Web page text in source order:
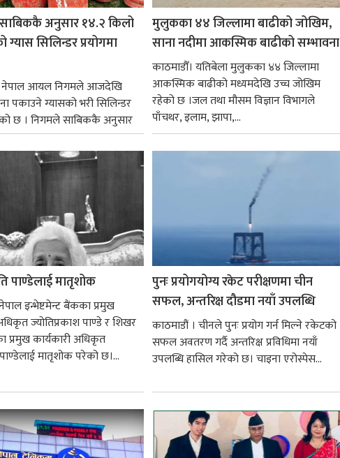
अनुसार १४.२ किलो
सिलिन्डर प्रयोगमा
नेपाल आयल निगमले आजदेखि
पकाउने ग्यासको भरी सिलिन्डर
छ । निगमले साबिककै अनुसार
मुलुकका ४४ जिल्लामा बाढीको जोखिम,
साना नदीमा आकस्मिक बाढीको सम्भावना
काठमाडौँ। यतिबेला मुलुकका ४४ जिल्लामा
आकस्मिक बाढीको मध्यमदेखि उच्च जोखिम
रहेको छ ।जल तथा मौसम विज्ञान विभागले
पाँचथर, इलाम, झापा,...
पाण्डेलाई मातृशोक
इन्भेष्टमेन्ट बैंकका प्रमुख
ज्योतिप्रकाश पाण्डे र शिखर
प्रमुख कार्यकारी अधिकृत
मातृशोक परेको छ।...
पुनः प्रयोगयोग्य रकेट परीक्षणमा चीन
सफल, अन्तरिक्ष दौडमा नयाँ उपलब्धि
काठमाडौं । चीनले पुनः प्रयोग गर्न मिल्ने रकेटको
सफल अवतरण गर्दै अन्तरिक्ष प्रविधिमा नयाँ
उपलब्धि हासिल गरेको छ। चाइना एरोस्पेस...